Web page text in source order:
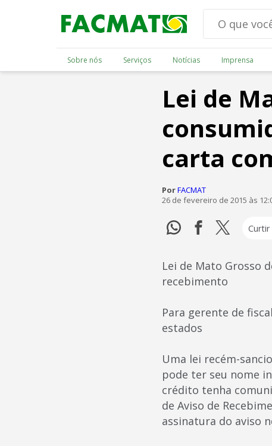
Sobre nós Serviços Notícias Imprensa
Lei de
carta
PorFACMAT
26 de fevereiro de 2015 às
Curtir
Lei de Mato Grosso
recebimento
Para gerente de
estados
Uma lei recém-
pode ter seu nome
crédito tenha
de Aviso de
assinatura do aviso